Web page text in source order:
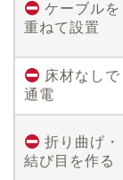
ケーブルを
重ねて設置
床材なしで
通電
折り曲げ・
結び目を作る